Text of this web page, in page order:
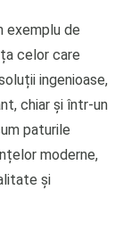
exemplu de
celor care
ingenioase,
chiar și într-un
paturile
moderne,
și